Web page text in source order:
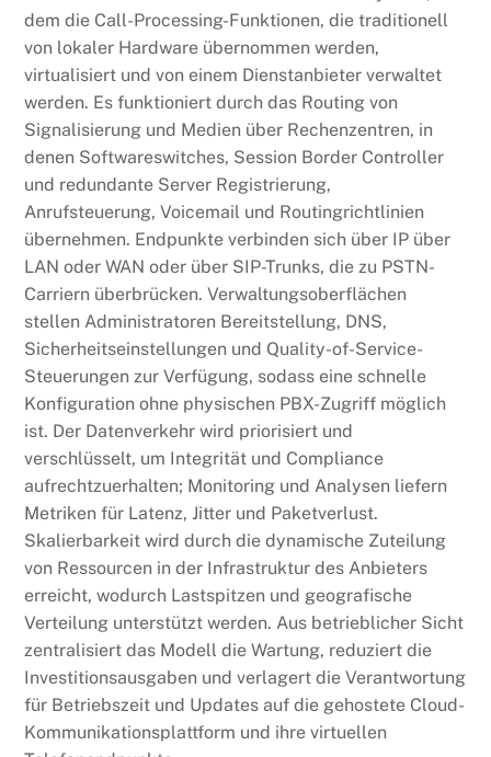
dem die Call-Processing-Funktionen, die traditionell
von lokaler Hardware übernommen werden,
virtualisiert und von einem Dienstanbieter verwaltet
werden. Es funktioniert durch das Routing von
Signalisierung und Medien über Rechenzentren, in
denen Softwareswitches, Session Border Controller
und redundante Server Registrierung,
Anrufsteuerung, Voicemail und Routingrichtlinien
übernehmen. Endpunkte verbinden sich über IP über
LAN oder WAN oder über SIP-Trunks, die zu PSTN-
Carriern überbrücken. Verwaltungsoberflächen
stellen Administratoren Bereitstellung, DNS,
Sicherheitseinstellungen und Quality-of-Service-
Steuerungen zur Verfügung, sodass eine schnelle
Konfiguration ohne physischen PBX-Zugriff möglich
ist. Der Datenverkehr wird priorisiert und
verschlüsselt, um Integrität und Compliance
aufrechtzuerhalten; Monitoring und Analysen liefern
Metriken für Latenz, Jitter und Paketverlust.
Skalierbarkeit wird durch die dynamische Zuteilung
von Ressourcen in der Infrastruktur des Anbieters
erreicht, wodurch Lastspitzen und geografische
Verteilung unterstützt werden. Aus betrieblicher Sicht
zentralisiert das Modell die Wartung, reduziert die
Investitionsausgaben und verlagert die Verantwortung
für Betriebszeit und Updates auf die gehostete Cloud-
Kommunikationsplattform und ihre virtuellen